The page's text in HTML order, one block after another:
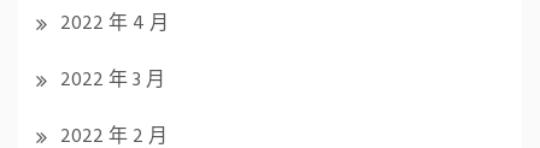
2022 年 4 月
2022 年 3 月
2022 年 2 月